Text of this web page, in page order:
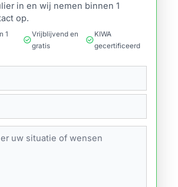
in en wij nemen binnen 1
op.
1
check_circle
Vrijblijvend en
gratis
check_circle
KIWA
gecertificeerd